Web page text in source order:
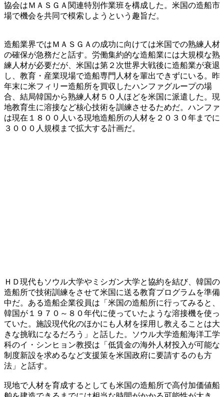
協会はＭＡＳＧＡ関連特別作業班を構成した。米国の造船市
場で機会を共同で模索しようという趣旨だ。
造船業界ではＭＡＳＧＡの成功に向けては米国での熟練人材
の確保が急務だと話す。労働集約的な造船業には大規模な熟
練人材が必要だが、米国は第２次世界大戦後に造船業が衰退
し、教育・産業現場で造船専門人材を輩出できずにいる。昨
年末に米フィリー造船所を買収したハンファグループの場
合、結局韓国から熟練人材５０人ほどを米国に派遣した。現
地教育生に溶接など核心技術を訓練させるためだ。ハンファ
は現在１８００人いる現地造船所の人材を２０３０年までに
３０００人規模まで拡大する計画だ。
ＨＤ現代もソウル大学やミシガン大学と協約を結び、韓国の
造船所で技術訓練をさせて米国に送る教育プログラムを準備
中だ。ある造船企業役員は「米国の造船所に行ってみると、
韓国が１９７０～８０年代に使っていたような溶接機を使っ
ていた。施設現代化のほかにも人材を採用し教えることは大
きな挑戦になるだろう」と話した。ソウル大学造船海洋工学
科のイ・シンヒョン教授は「低賃金の海外人材投入が可能な
制度新設を求めるなど支援策を米国政府に要請するのも方
法」と話す。
現地で人材を育成するとしても米国の造船所で高付加価値船